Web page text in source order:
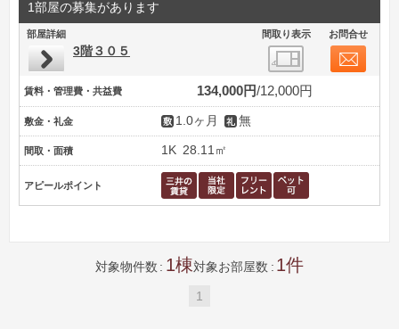
1部屋の募集があります
部屋詳細 間取り表示 お問合せ
3階３０５
賃料・管理費・共益費 134,000円 12,000円
敷金・礼金 1.0ヶ月 無
間取・面積 1K 28.11㎡
アピールポイント
対象物件数 1 対象お部屋数 1
1